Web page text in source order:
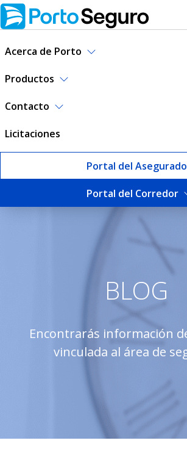
Acerca de Porto
Productos
Contacto
Licitaciones
Portal del Asegurado
Portal del Corredor
Blog | Porto
BLOG
Encontrarás información
vinculada al área de